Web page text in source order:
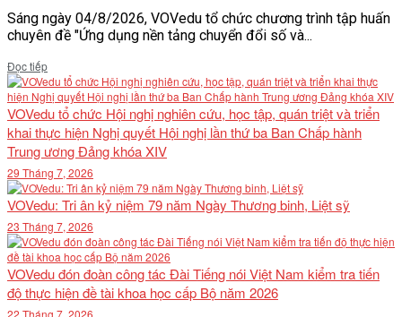
Sáng ngày 04/8/2026, VOVedu tổ chức chương trình tập huấn
chuyên đề "Ứng dụng nền tảng chuyển đổi số và...
Đọc tiếpDetails
VOVedu tổ chức Hội nghị nghiên cứu, học tập, quán triệt và triển
khai thực hiện Nghị quyết Hội nghị lần thứ ba Ban Chấp hành
Trung ương Đảng khóa XIV
29 Tháng 7, 2026
VOVedu: Tri ân kỷ niệm 79 năm Ngày Thương binh, Liệt sỹ
23 Tháng 7, 2026
VOVedu đón đoàn công tác Đài Tiếng nói Việt Nam kiểm tra tiến
độ thực hiện đề tài khoa học cấp Bộ năm 2026
22 Tháng 7, 2026